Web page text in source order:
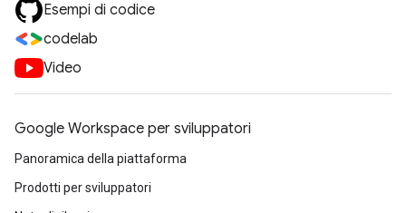
Esempi di codice
codelab
Video
Google Workspace per sviluppatori
Panoramica della piattaforma
Prodotti per sviluppatori